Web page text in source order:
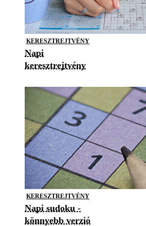
KERESZTREJTVÉNY
Napi
keresztrejtvény
KERESZTREJTVÉNY
Napi sudoku -
könnyebb verzió